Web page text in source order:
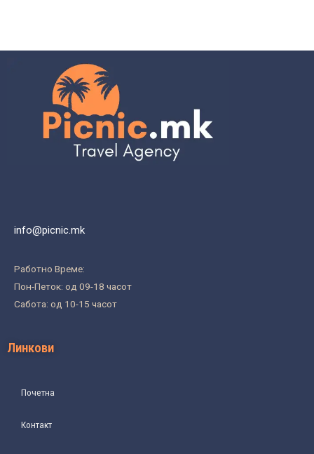
info@picnic.mk
Работно Време:
Пон-Петок: од 09-18 часот
Сабота: од 10-15 часот
Линкови
Почетна
Контакт